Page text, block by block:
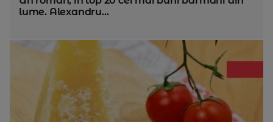
lume. Alexandru...